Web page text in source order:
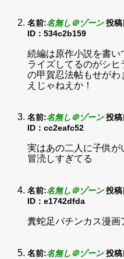
名前:名無し＠ゾーン 投
ID：534c2b159
続編は原作小説を書い
ライズしてるのがシ
の甲賀忍法帖もせがわ
えじゃねえか！
名前:名無し＠ゾーン 投
ID：cc2eafc52
実はあの二人に子供が
冒涜しすぎてる
名前:名無し＠ゾーン 投
ID：e1742dfda
糞蛇足パチンカス漫画
名前:名無し＠ゾーン 投